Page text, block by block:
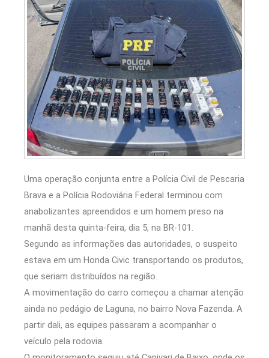
Uma operação conjunta entre a Polícia Civil de Pescaria
Brava e a Polícia Rodoviária Federal terminou com
anabolizantes apreendidos e um homem preso na
manhã desta quinta-feira, dia 5, na BR-101.
Segundo as informações das autoridades, o suspeito
estava em um Honda Civic transportando os produtos,
que seriam distribuídos na região.
A movimentação do carro começou a chamar atenção
ainda no pedágio de Laguna, no bairro Nova Fazenda. A
partir dali, as equipes passaram a acompanhar o
veículo pela rodovia.